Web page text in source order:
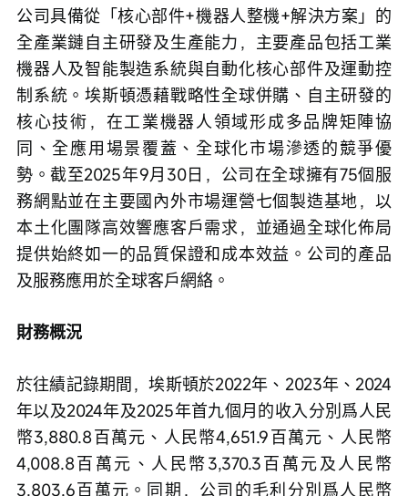
公司具備從「核心部件+機器人整機+解決方案」的
全產業鏈自主研發及生產能力，主要產品包括工業
機器人及智能製造系統與自動化核心部件及運動控
制系統。埃斯頓憑藉戰略性全球併購、自主研發的
核心技術，在工業機器人領域形成多品牌矩陣協
同、全應用場景覆蓋、全球化市場滲透的競爭優
勢。截至2025年9月30日，公司在全球擁有75個服
務網點並在主要國內外市場運營七個製造基地，以
本土化團隊高效響應客戶需求，並通過全球化佈局
提供始終如一的品質保證和成本效益。公司的產品
及服務應用於全球客戶網絡。
財務概況
於往績記錄期間，埃斯頓於2022年、2023年、2024
年以及2024年及2025年首九個月的收入分別爲人民
幣3,880.8百萬元、人民幣4,651.9百萬元、人民幣
4,008.8百萬元、人民幣3,370.3百萬元及人民幣
3,803.6百萬元。同期，公司的毛利分別爲人民幣